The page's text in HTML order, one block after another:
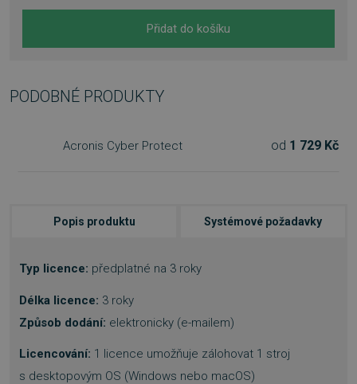
Přidat do košíku
PODOBNÉ PRODUKTY
Acronis Cyber Protect od 1 729 Kč
Popis produktu Systémové požadavky
Typ licence: předplatné na 3 roky
Délka licence: 3 roky
Způsob dodání: elektronicky (e-mailem)
Licencování: 1 licence umožňuje zálohovat 1 stroj
s desktopovým OS (Windows nebo macOS)